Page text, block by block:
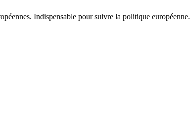
Indispensable pour suivre la politique européenne.